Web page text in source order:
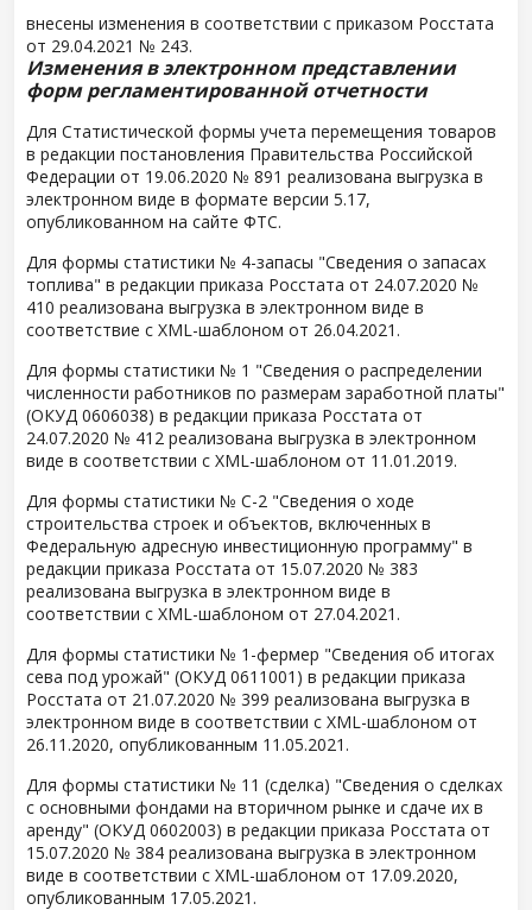
внесены изменения в соответствии с приказом Росстата
от 29.04.2021 № 243.
Изменения в электронном представлении
форм регламентированной отчетности
Для Статистической формы учета перемещения товаров
в редакции постановления Правительства Российской
Федерации от 19.06.2020 № 891 реализована выгрузка в
электронном виде в формате версии 5.17,
опубликованном на сайте ФТС.
Для формы статистики № 4-запасы "Сведения о запасах
топлива" в редакции приказа Росстата от 24.07.2020 №
410 реализована выгрузка в электронном виде в
соответствие с XML-шаблоном от 26.04.2021.
Для формы статистики № 1 "Сведения о распределении
численности работников по размерам заработной платы"
(ОКУД 0606038) в редакции приказа Росстата от
24.07.2020 № 412 реализована выгрузка в электронном
виде в соответствии с XML-шаблоном от 11.01.2019.
Для формы статистики № С-2 "Сведения о ходе
строительства строек и объектов, включенных в
Федеральную адресную инвестиционную программу" в
редакции приказа Росстата от 15.07.2020 № 383
реализована выгрузка в электронном виде в
соответствии с XML-шаблоном от 27.04.2021.
Для формы статистики № 1-фермер "Сведения об итогах
сева под урожай" (ОКУД 0611001) в редакции приказа
Росстата от 21.07.2020 № 399 реализована выгрузка в
электронном виде в соответствии с XML-шаблоном от
26.11.2020, опубликованным 11.05.2021.
Для формы статистики № 11 (сделка) "Сведения о сделках
с основными фондами на вторичном рынке и сдаче их в
аренду" (ОКУД 0602003) в редакции приказа Росстата от
15.07.2020 № 384 реализована выгрузка в электронном
виде в соответствии с XML-шаблоном от 17.09.2020,
опубликованным 17.05.2021.